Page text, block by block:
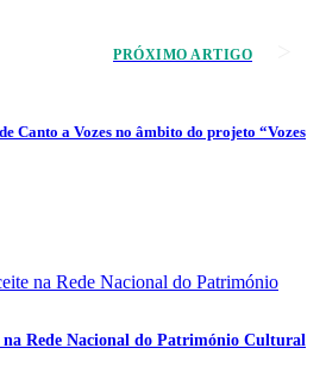
PRÓXIMO ARTIGO
Canto a Vozes no âmbito do projeto “Vozes
Rede Nacional do Património Cultural